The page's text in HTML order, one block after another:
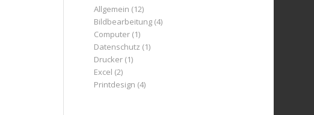
Allgemein (12)
Bildbearbeitung (4)
Computer (1)
Datenschutz (1)
Drucker (1)
Excel (2)
Printdesign (4)